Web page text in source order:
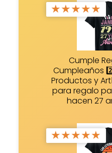
★★★★★
Cumple
Cumpleaños
Productos y
para regalo
hacen 27
★★★★★